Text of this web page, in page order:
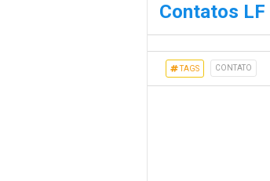
Contatos LF
TAGS CONTATO